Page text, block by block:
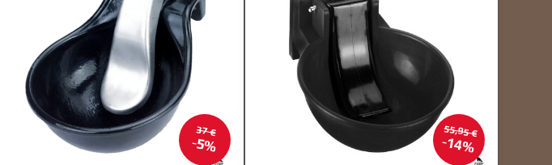
37 €
5%
55,95 €
14%